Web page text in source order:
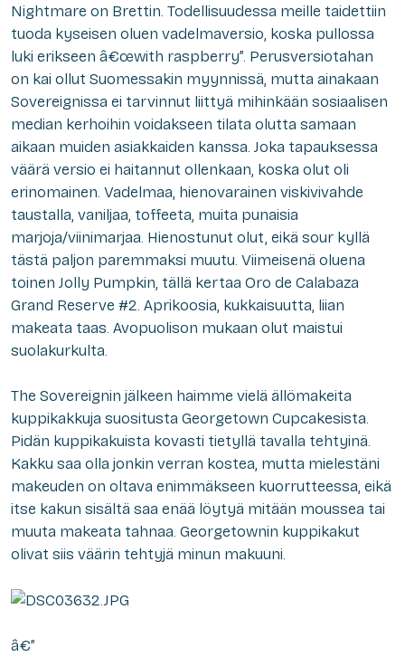
Nightmare on Brettin. Todellisuudessa meille taidettiin
tuoda kyseisen oluen vadelmaversio, koska pullossa
luki erikseen â€œwith raspberry”. Perusversiotahan
on kai ollut Suomessakin myynnissä, mutta ainakaan
Sovereignissa ei tarvinnut liittyä mihinkään sosiaalisen
median kerhoihin voidakseen tilata olutta samaan
aikaan muiden asiakkaiden kanssa. Joka tapauksessa
väärä versio ei haitannut ollenkaan, koska olut oli
erinomainen. Vadelmaa, hienovarainen viskivivahde
taustalla, vaniljaa, toffeeta, muita punaisia
marjoja/viinimarjaa. Hienostunut olut, eikä sour kyllä
tästä paljon paremmaksi muutu. Viimeisenä oluena
toinen Jolly Pumpkin, tällä kertaa Oro de Calabaza
Grand Reserve #2. Aprikoosia, kukkaisuutta, liian
makeata taas. Avopuolison mukaan olut maistui
suolakurkulta.
The Sovereignin jälkeen haimme vielä ällömakeita
kuppikakkuja suositusta Georgetown Cupcakesista.
Pidän kuppikakuista kovasti tietyllä tavalla tehtyinä.
Kakku saa olla jonkin verran kostea, mutta mielestäni
makeuden on oltava enimmäkseen kuorrutteessa, eikä
itse kakun sisältä saa enää löytyä mitään moussea tai
muuta makeata tahnaa. Georgetownin kuppikakut
olivat siis väärin tehtyjä minun makuuni.
â€”